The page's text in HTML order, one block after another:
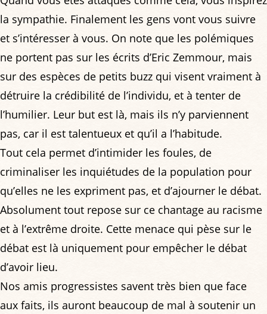
la sympathie. Finalement les gens vont vous suivre
et s’intéresser à vous. On note que les polémiques
ne portent pas sur les écrits d’Eric Zemmour, mais
sur des espèces de petits buzz qui visent vraiment à
détruire la crédibilité de l’individu, et à tenter de
l’humilier. Leur but est là, mais ils n’y parviennent
pas, car il est talentueux et qu’il a l’habitude.
Tout cela permet d’intimider les foules, de
criminaliser les inquiétudes de la population pour
qu’elles ne les expriment pas, et d’ajourner le débat.
Absolument tout repose sur ce chantage au racisme
et à l’extrême droite. Cette menace qui pèse sur le
débat est là uniquement pour empêcher le débat
d’avoir lieu.
Nos amis progressistes savent très bien que face
aux faits, ils auront beaucoup de mal à soutenir un